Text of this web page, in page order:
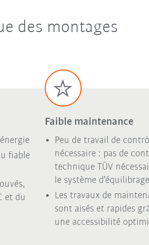
des montages
fiable
et du
Faible maintenance
Peu de travail de
nécessaire : pas de
technique TÜV
le système d’équilibrage
Les travaux de
sont aisés et rapides
une accessibilité